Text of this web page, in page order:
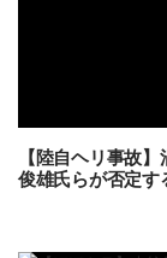
【陸自ヘリ事故
俊雄氏らが否定す